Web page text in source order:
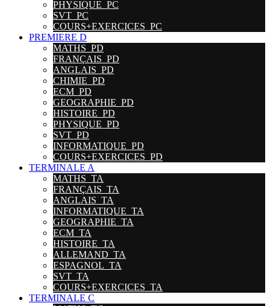
PHYSIQUE_PC
SVT_PC
COURS+EXERCICES_PC
PREMIERE D
MATHS_PD
FRANÇAIS_PD
ANGLAIS_PD
CHIMIE_PD
ECM_PD
GEOGRAPHIE_PD
HISTOIRE_PD
PHYSIQUE_PD
SVT_PD
INFORMATIQUE_PD
COURS+EXERCICES_PD
TERMINALE A
MATHS_TA
FRANÇAIS_TA
ANGLAIS_TA
INFORMATIQUE_TA
GEOGRAPHIE_TA
ECM_TA
HISTOIRE_TA
ALLEMAND_TA
ESPAGNOL_TA
SVT_TA
COURS+EXERCICES_TA
TERMINALE C